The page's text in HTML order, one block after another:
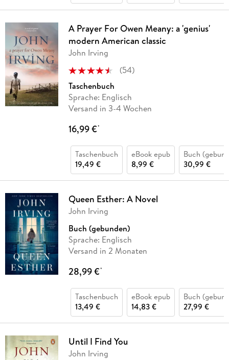
A Prayer For Owen Meany: a 'genius'
modern American classic
John Irving
(54)
Taschenbuch
Sprache: Englisch
Versand in 3-4 Wochen
16,99 €*
Taschenbuch
19,49 €
eBook epub
8,99 €
Buch
30,99 €
Queen Esther: A Novel
John Irving
Buch (gebunden)
Sprache: Englisch
Versand in 2 Monaten
28,99 €*
Taschenbuch
13,49 €
eBook epub
14,83 €
Buch
27,99 €
Until I Find You
John Irving